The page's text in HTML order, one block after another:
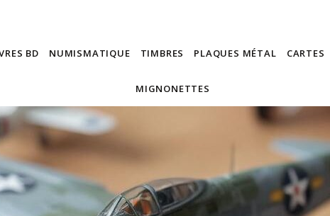
BD NUMISMATIQUE TIMBRES PLAQUES MÉTAL CARTES
MIGNONETTES